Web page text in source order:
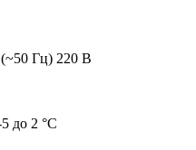
Гц) 220 В
до 2 °С